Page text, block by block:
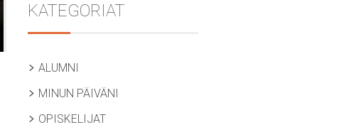
KATEGORIAT
ALUMNI
MINUN PÄIVÄNI
OPISKELIJAT